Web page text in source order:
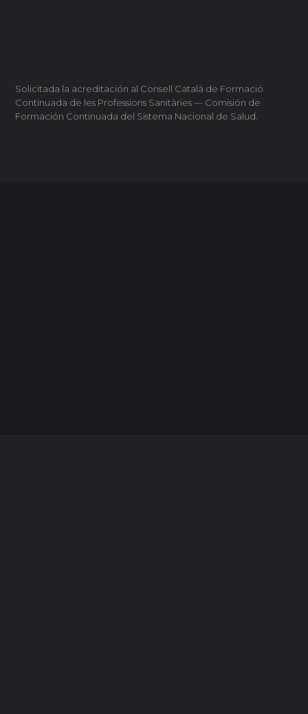
Solicitada la acreditación al Consell Català de Formació
Continuada de les Professions Sanitàries — Comisión de
Formación Continuada del Sistema Nacional de Salud.